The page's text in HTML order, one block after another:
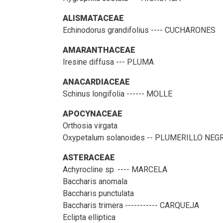
ALISMATACEAE
Echinodorus grandifolius ---- CUCHARONES
AMARANTHACEAE
Iresine diffusa --- PLUMA
ANACARDIACEAE
Schinus longifolia ------ MOLLE
APOCYNACEAE
Orthosia virgata
Oxypetalum solanoides -- PLUMERILLO
ASTERACEAE
Achyrocline sp. ---- MARCELA
Baccharis anomala
Baccharis punctulata
Baccharis trimera ----------- CARQUEJA
Eclipta elliptica